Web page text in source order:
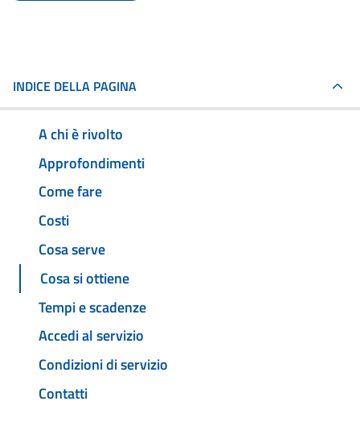
INDICE DELLA PAGINA
A chi è rivolto
Approfondimenti
Come fare
Costi
Cosa serve
Cosa si ottiene
Tempi e scadenze
Accedi al servizio
Condizioni di servizio
Contatti